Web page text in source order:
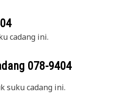
cadang ini.
078-9404
suku cadang ini.